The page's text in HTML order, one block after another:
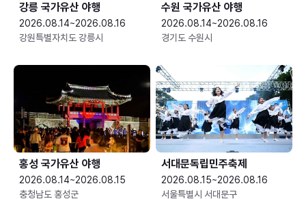
강릉 국가유산 야행
2026.08.14~2026.08.16
강원특별자치도 강릉시
수원 국가유산 야행
2026.08.14~2026.08.16
경기도 수원시
홍성 국가유산 야행
2026.08.14~2026.08.15
충청남도 홍성군
서대문독립민주축제
2026.08.15~2026.08.16
서울특별시 서대문구